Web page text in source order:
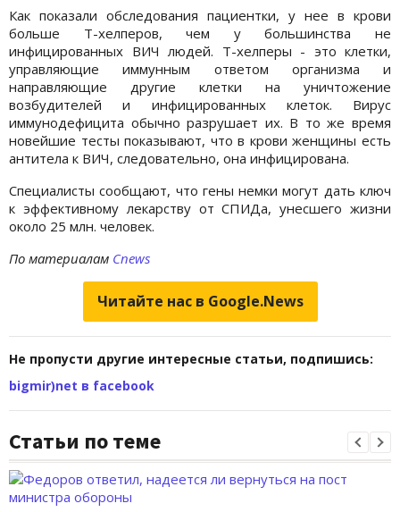
Как показали обследования пациентки, у нее в крови
больше Т-хелперов, чем у большинства не
инфицированных ВИЧ людей. Т-хелперы - это клетки,
управляющие иммунным ответом организма и
направляющие другие клетки на уничтожение
возбудителей и инфицированных клеток. Вирус
иммунодефицита обычно разрушает их. В то же время
новейшие тесты показывают, что в крови женщины есть
антитела к ВИЧ, следовательно, она инфицирована.
Специалисты сообщают, что гены немки могут дать ключ
к эффективному лекарству от СПИДа, унесшего жизни
около 25 млн. человек.
По материалам Cnews
Читайте нас в Google.News
Не пропусти другие интересные статьи, подпишись:
bigmir)net в facebook
Статьи по теме